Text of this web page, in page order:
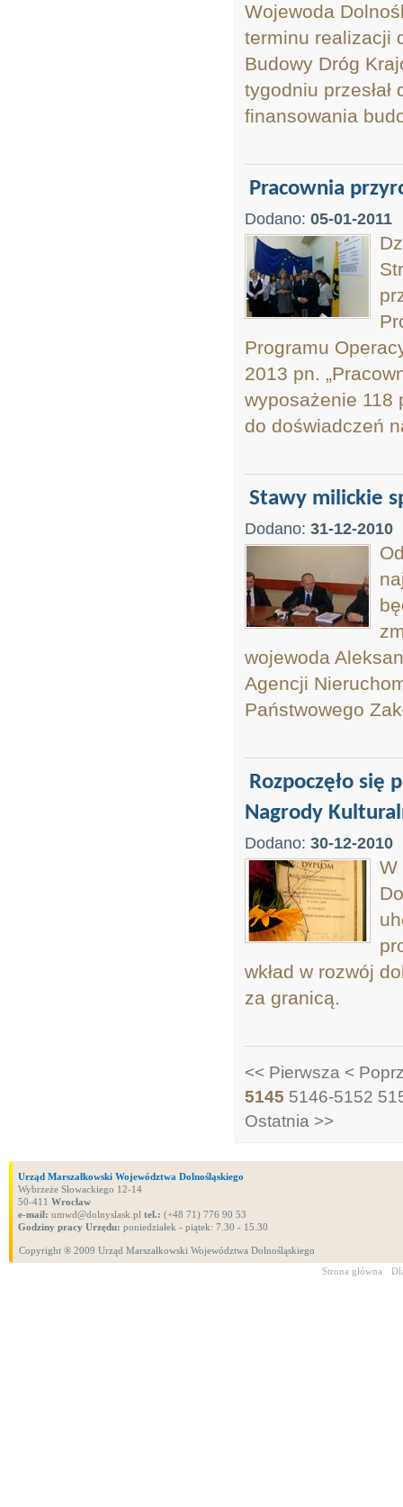
Wojewoda
terminu realizacji
Budowy Dróg
tygodniu
finansowania
Pracownia
Dodano: 05-01-2011
Programu
2013 pn.
wyposażenie 118
do doświadczeń
Stawy milickie
Dodano: 31-12-2010
wojewoda
Agencji
Państwowego
Rozpoczęło
Nagrody
Dodano: 30-12-2010
W
wkład w rozwój
za granicą.
<< Pierwsza <
5145 5146-5152
Ostatnia >>
Urząd Marszałkowski Województwa Dolnośląskiego
Wybrzeże Słowackiego 12-14
50-411 Wrocław
e-mail: umwd@dolnyslask.pl tel.: (+48 71) 776 90 53
Godziny pracy Urzędu: poniedziałek - piątek: 7.30 - 15.30
Copyright ® 2009 Urząd Marszałkowski Województwa Dolnośląskiego
Strona główna